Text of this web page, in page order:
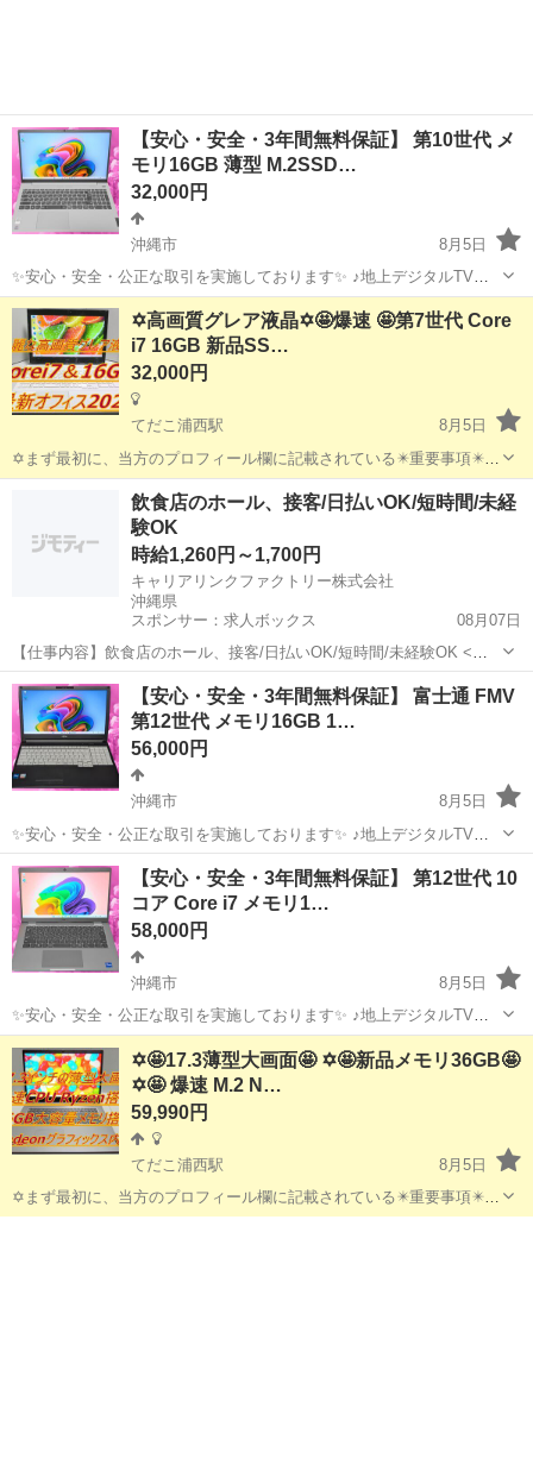
【安心・安全・3年間無料保証】 第10世代 メ
モリ16GB 薄型 M.2SSD…
32,000円
沖縄市
8月5日
✨安心・安全・公正な取引を実施しております✨ ♪地上デジタルTVチ
ューナー♪ ☑️テレビ番組をパソコンで観れる・撮れる！ ☑️電子番組表
対応！ 録画予約もＯＫ！ ☑️オプション 500円 *️⃣✴️取引場所は、...
沖縄 沖縄市 ノートパソコン 動画
✡️高画質グレア液晶✡️🤩爆速 🤩第7世代 Core
i7 16GB 新品SS…
32,000円
てだこ浦西駅
8月5日
✡️まず最初に、当方のプロフィール欄に記載されている✴️重要事項✴️を
必ずご覧くださいますよう、お願いします。 ✡️液晶パネルはビジネス
ノートに搭載されているノングレア液晶とは違い、高輝度でガラスの
ようにキラキラして...
てだこ浦西駅 ノートパソコン 512GB
飲食店のホール、接客/日払いOK/短時間/未経
験OK
時給1,260円～1,700円
キャリアリンクファクトリー株式会社
沖縄県
スポンサー：求人ボックス
08月07日
【仕事内容】飲食店のホール、接客/日払いOK/短時間/未経験OK <給
与> 時給1260～1700円 <勤務地> 沖縄県 宜野湾市 「社員を企業に派遣
して終わり」ではありません/ 就業中のモチベーション維持やフォロー
対応のために...
アルバイト・パート
【安心・安全・3年間無料保証】 富士通 FMV
第12世代 メモリ16GB 1…
56,000円
沖縄市
8月5日
✨安心・安全・公正な取引を実施しております✨ ♪地上デジタルTVチ
ューナー♪ ☑️テレビ番組をパソコンで観れる・撮れる！ ☑️電子番組表
対応！ 録画予約もＯＫ！ ☑️オプション 500円 *️⃣✴️取引場所は、...
沖縄 沖縄市 ノートパソコン 動画
【安心・安全・3年間無料保証】 第12世代 10
コア Core i7 メモリ1…
58,000円
沖縄市
8月5日
✨安心・安全・公正な取引を実施しております✨ ♪地上デジタルTVチ
ューナー♪ ☑️テレビ番組をパソコンで観れる・撮れる！ ☑️電子番組表
対応！ 録画予約もＯＫ！ ☑️オプション 500円 *️⃣✴️取引場所は、...
沖縄 沖縄市 ノートパソコン 動画
✡️🤩17.3薄型大画面🤩 ✡️🤩新品メモリ36GB🤩
✡️🤩 爆速 M.2 N…
59,990円
てだこ浦西駅
8月5日
✡️まず最初に、当方のプロフィール欄に記載されている✴️重要事項✴️を
必ずご覧くださいますよう、お願いします。 ✡️地上デジタルTVチュー